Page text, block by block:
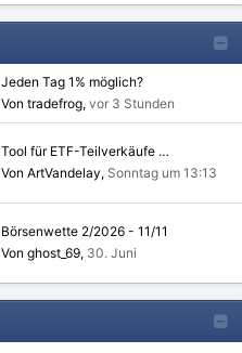
Jeden Tag 1% möglich?
Von tradefrog vor 3 Stunden
Tool für ETF-Teilverkäufe …
Von ArtVandelay Sonntag um 13:13
Börsenwette 2/2026 - 11/11
Von ghost_69 30. Juni